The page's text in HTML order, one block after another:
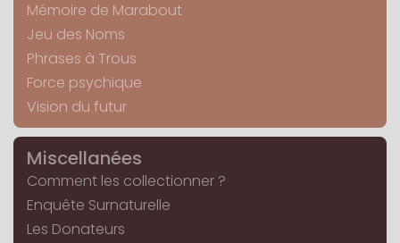
Mémoire de Marabout
Jeu des Noms
Phrases à Trous
Force psychique
Vision du futur
Miscellanées
Comment les collectionner ?
Enquête Surnaturelle
Les Donateurs